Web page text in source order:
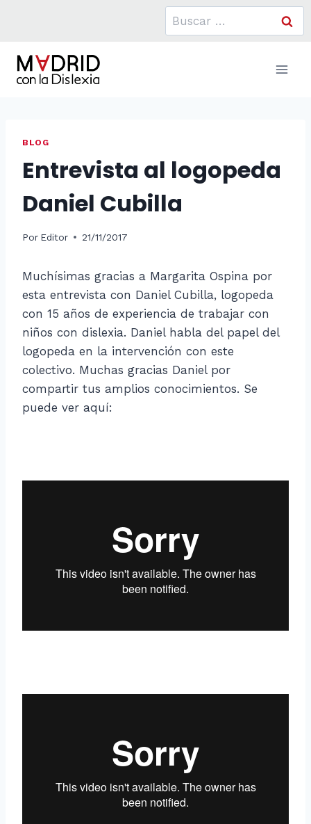
Buscar:
BLOG
Entrevista al logopeda
Daniel Cubilla
Por Editor 21/11/2017
Muchísimas gracias a Margarita Ospina por
esta entrevista con Daniel Cubilla, logopeda
con 15 años de experiencia de trabajar con
niños con dislexia. Daniel habla del papel del
logopeda en la intervención con este
colectivo. Muchas gracias Daniel por
compartir tus amplios conocimientos. Se
puede ver aquí: